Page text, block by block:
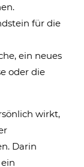
für die
ein neues
oder die
wirkt,
Darin